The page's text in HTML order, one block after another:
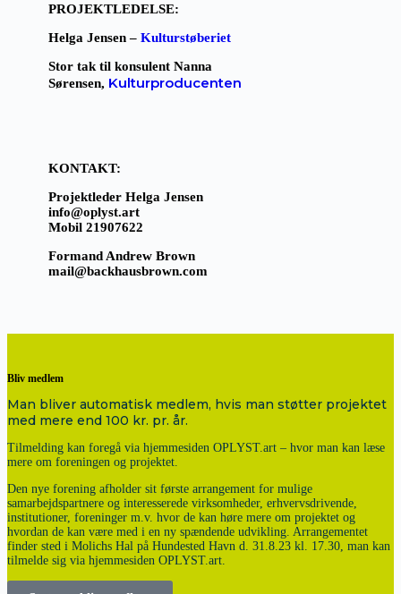
PROJEKTLEDELSE:
Helga Jensen – Kulturstøberiet
Stor tak til konsulent Nanna
Sørensen, Kulturproducenten
KONTAKT:
Projektleder Helga Jensen
info@oplyst.art
Mobil 21907622
Formand Andrew Brown
mail@backhausbrown.com
Bliv medlem
Man bliver automatisk medlem, hvis man støtter projektet
med mere end 100 kr. pr. år.
Tilmelding kan foregå via hjemmesiden OPLYST.art – hvor man kan læse
mere om foreningen og projektet.
Den nye forening afholder sit første arrangement for mulige
samarbejdspartnere og interesserede virksomheder, erhvervsdrivende,
institutioner, foreninger m.v. hvor de kan høre mere om projektet og
hvordan de kan være med i en ny spændende udvikling. Arrangementet
finder sted i Molichs Hal på Hundested Havn d. 31.8.23 kl. 17.30, man kan
tilmelde sig via hjemmesiden OPLYST.art.